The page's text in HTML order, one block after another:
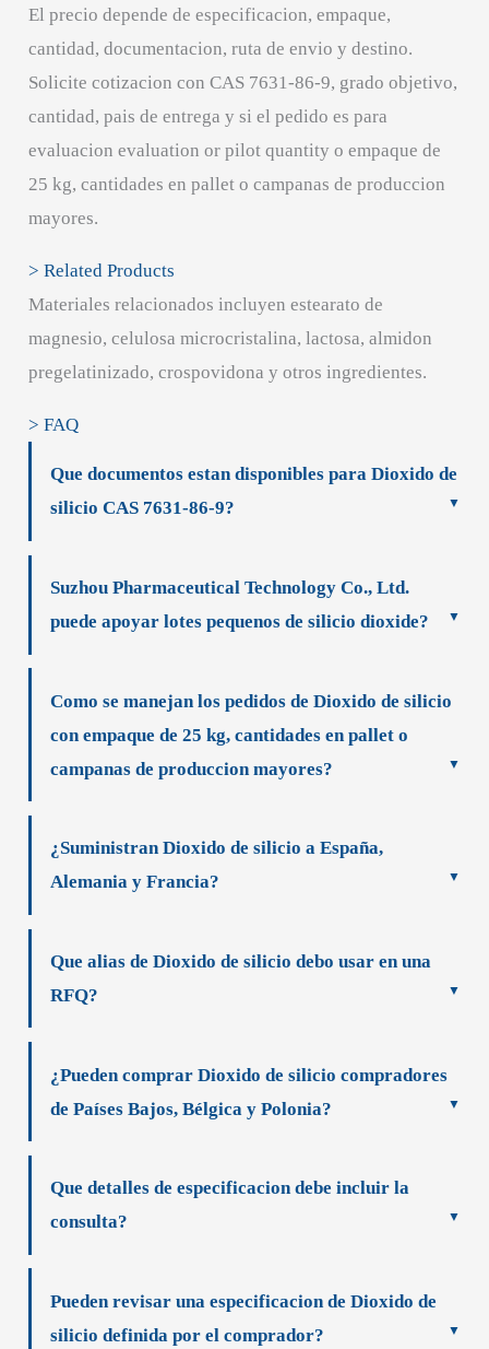
El precio depende de especificacion, empaque,
cantidad, documentacion, ruta de envio y destino.
Solicite cotizacion con CAS 7631-86-9, grado objetivo,
cantidad, pais de entrega y si el pedido es para
evaluacion evaluation or pilot quantity o empaque de
25 kg, cantidades en pallet o campanas de produccion
mayores.
> Related Products
Materiales relacionados incluyen estearato de
magnesio, celulosa microcristalina, lactosa, almidon
pregelatinizado, crospovidona y otros ingredientes.
> FAQ
Que documentos estan disponibles para Dioxido de
silicio CAS 7631-86-9?
Suzhou Pharmaceutical Technology Co., Ltd.
puede apoyar lotes pequenos de silicio dioxide?
Como se manejan los pedidos de Dioxido de silicio
con empaque de 25 kg, cantidades en pallet o
campanas de produccion mayores?
¿Suministran Dioxido de silicio a España,
Alemania y Francia?
Que alias de Dioxido de silicio debo usar en una
RFQ?
¿Pueden comprar Dioxido de silicio compradores
de Países Bajos, Bélgica y Polonia?
Que detalles de especificacion debe incluir la
consulta?
Pueden revisar una especificacion de Dioxido de
silicio definida por el comprador?